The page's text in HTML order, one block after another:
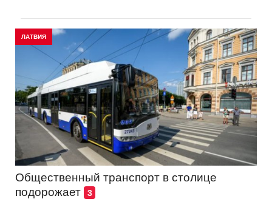
ЛАТВИЯ
Общественный транспорт в столице
подорожает
3